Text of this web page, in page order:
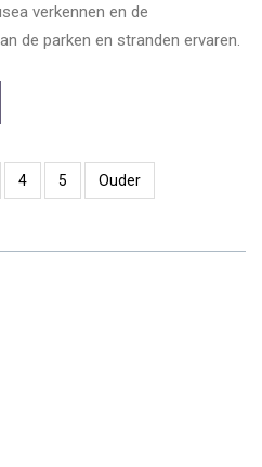
verkennen en de
de parken en stranden ervaren.
4 5 Ouder